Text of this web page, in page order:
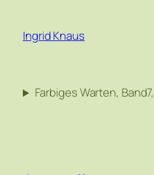
springen
Ingrid Knaus
Farbiges Warten,